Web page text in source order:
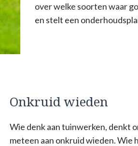
over welke soorten waar
en stelt een
Onkruid wieden
Wie denk aan tuinwerken, denkt
meteen aan onkruid wieden. Wie